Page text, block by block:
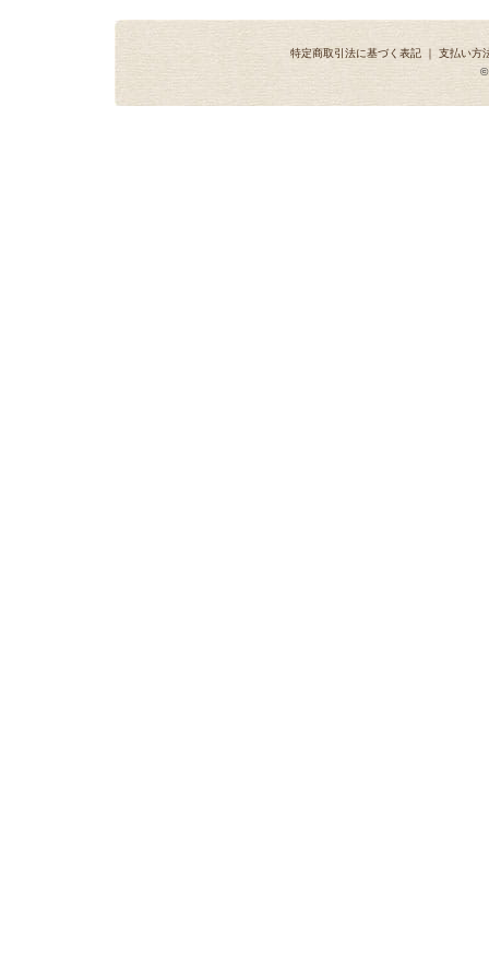
特定商取引法に基づく表記 ｜ 支払い方
©